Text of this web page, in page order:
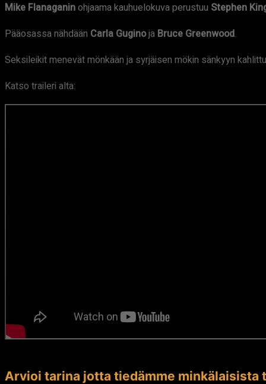
Mike Flanaganinohjaama kauhuelokuva perustuu Stephen
Pääosassa nähdään Carla Guginoja Bruce Greenwood.
Seksileikit menevät mönkään ja syrjäisen mökin sänkyyn
Katso traileri alta:
Arvioi tarina jotta tiedämme minkälaisista